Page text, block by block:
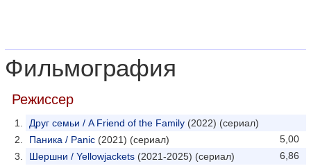
Фильмография
Режиссер
Друг семьи / A Friend of the Family (2022) (сериал)
5,00
Паника / Panic (2021) (сериал)
6,86
Шершни / Yellowjackets (2021-2025) (сериал)